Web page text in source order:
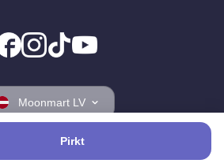
Pirkt
Moonmart LV